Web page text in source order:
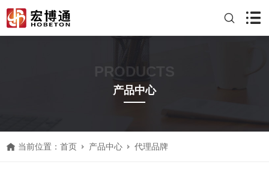
PRODUCTS
产品中心
当前位置：首页 产品中心 代理品牌